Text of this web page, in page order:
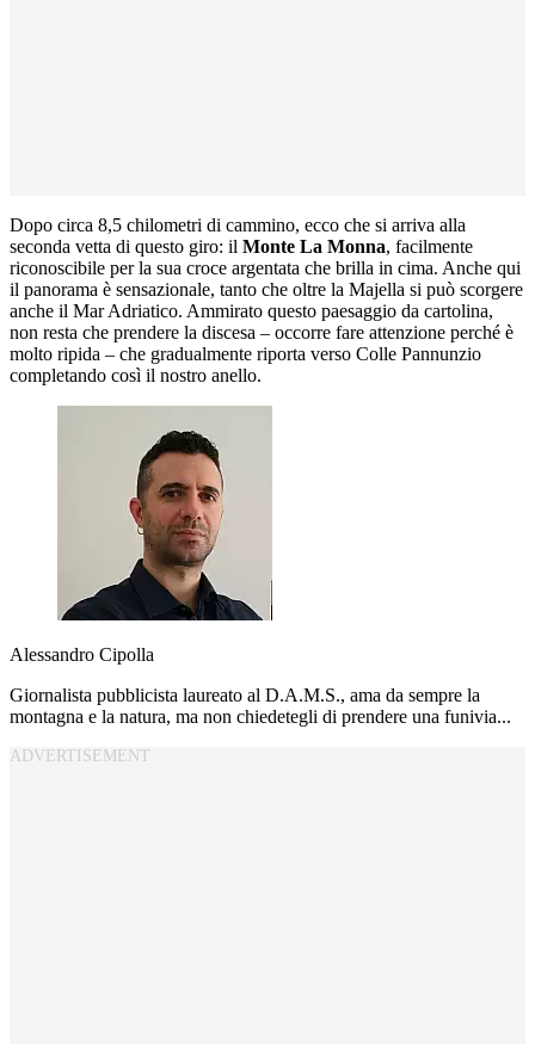
Dopo circa 8,5 chilometri di cammino, ecco che si arriva alla
seconda vetta di questo giro: il Monte La Monna, facilmente
riconoscibile per la sua croce argentata che brilla in cima. Anche qui
il panorama è sensazionale, tanto che oltre la Majella si può scorgere
anche il Mar Adriatico. Ammirato questo paesaggio da cartolina,
non resta che prendere la discesa – occorre fare attenzione perché è
molto ripida – che gradualmente riporta verso Colle Pannunzio
completando così il nostro anello.
Alessandro Cipolla
Giornalista pubblicista laureato al D.A.M.S., ama da sempre la
montagna e la natura, ma non chiedetegli di prendere una funivia...